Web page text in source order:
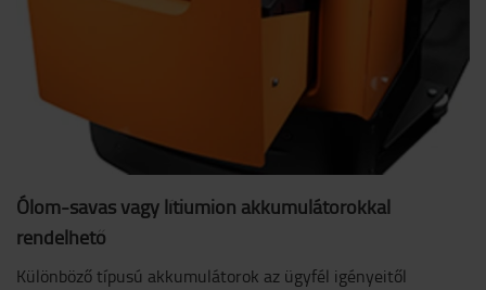
Ólom-savas vagy lítiumion akkumulátorokkal
rendelhető
Különböző típusú akkumulátorok az ügyfél igényeitől